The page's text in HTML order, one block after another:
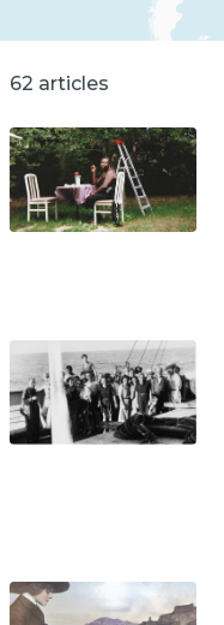
62 articles